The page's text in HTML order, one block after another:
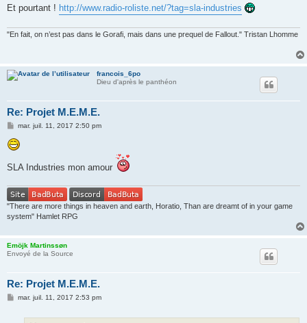
Et pourtant ! http://www.radio-roliste.net/?tag=sla-industries
"En fait, on n’est pas dans le Gorafi, mais dans une prequel de Fallout." Tristan Lhomme
francois_6po
Dieu d'après le panthéon
Re: Projet M.E.M.E.
M
s
s
g
mar. juil. 11, 2017 2:50 pm
SLA Industries mon amour
"There are more things in heaven and earth, Horatio, Than are dreamt of in your game
system" Hamlet RPG
Emöjk Martinssøn
Envoyé de la Source
Re: Projet M.E.M.E.
Mmar. juil. 11, 2017 2:53 pm